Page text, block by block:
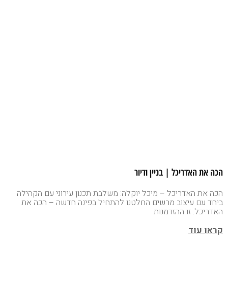
הכה את האדריכל | בניין ודיור
הכה את האדריכל – מיכל יוקלה: משלבת תכנון עירוני עם הקהילה
ביחד עם עיצוב מרשים החלטנו להתחיל בפינה חדשה – הכה את
האדריכל. זו ההזדמנות
קראו עוד